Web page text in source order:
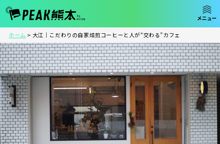
ホーム > 大江｜こだわりの自家焙煎コーヒーと人が“交わる”カフェ